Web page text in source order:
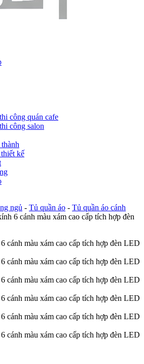
công quán cafe
công salon
kế
ngủ - Tủ quần áo - Tủ quần áo cánh
6 cánh màu xám cao cấp tích hợp đèn